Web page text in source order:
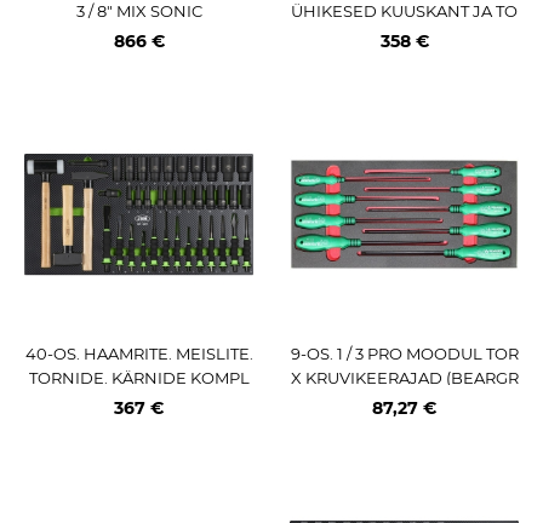
3 / 8" MIX SONIC
866 €
ÜHIKESED KUUSKANT JA TO
RX PADRUNOTSIKUD L SUU
358 €
40-OS. HAAMRITE. MEISLITE.
TORNIDE. KÄRNIDE KOMPL
EKT PU-PANEELIS JBM
367 €
9-OS. 1 / 3 PRO MOODUL TOR
X KRUVIKEERAJAD (BEARGR
IP) TRIUMF
87,27 €